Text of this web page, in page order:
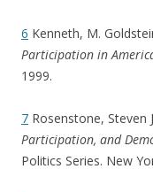
6 Kenneth, M.
Participation in
1999.
7 Rosenstone, Steven
Participation, and
Politics Series. New